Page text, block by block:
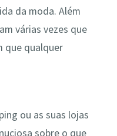
da moda. Além
várias vezes que
que qualquer
ou as suas lojas
sobre o que